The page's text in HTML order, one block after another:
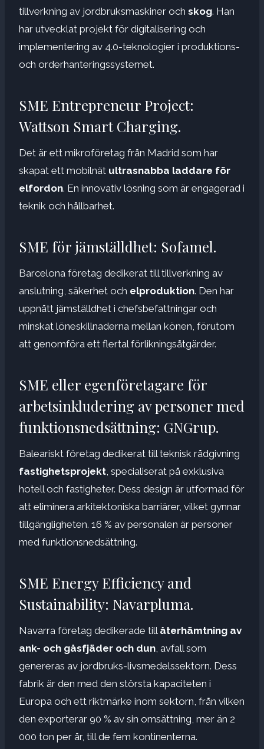
tillverkning av jordbruksmaskiner och skog. Han
har utvecklat projekt för digitalisering och
implementering av 4.0-teknologier i produktions-
och orderhanteringssystemet.
SME Entrepreneur Project:
Wattson Smart Charging.
Det är ett mikroföretag från Madrid som har
skapat ett mobilnät ultrasnabba laddare för
elfordon. En innovativ lösning som är engagerad i
teknik och hållbarhet.
SME för jämställdhet: Sofamel.
Barcelona företag dedikerat till tillverkning av
anslutning, säkerhet och elproduktion. Den har
uppnått jämställdhet i chefsbefattningar och
minskat löneskillnaderna mellan könen, förutom
att genomföra ett flertal förlikningsåtgärder.
SME eller egenföretagare för
arbetsinkludering av personer med
funktionsnedsättning: GNGrup.
Baleariskt företag dedikerat till teknisk rådgivning
fastighetsprojekt , specialiserat på exklusiva
hotell och fastigheter. Dess design är utformad för
att eliminera arkitektoniska barriärer, vilket gynnar
tillgängligheten. 16 % av personalen är personer
med funktionsnedsättning.
SME Energy Efficiency and
Sustainability: Navarpluma.
Navarra företag dedikerade till återhämtning av
ank- och gåsfjäder och dun , avfall som
genereras av jordbruks-livsmedelssektorn. Dess
fabrik är den med den största kapaciteten i
Europa och ett riktmärke inom sektorn, från vilken
den exporterar 90 % av sin omsättning, mer än 2
000 ton per år, till de fem kontinenterna.